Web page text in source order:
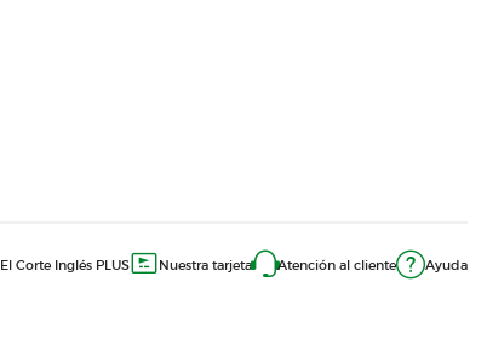
El Corte Inglés PLUS Nuestra tarjeta Atención al cliente Ayuda